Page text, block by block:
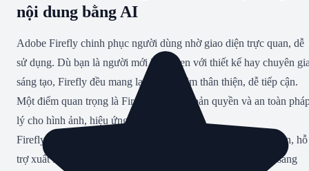
nội dung bằng AI
Adobe Firefly chinh phục người dùng nhờ giao diện trực quan, dễ
sử dụng. Dù bạn là người mới làm quen với thiết kế hay chuyên
sáng tạo, Firefly đều mang lại trải nghiệm thân thiện, dễ tiếp cận.
Một điểm quan trọng là Firefly đảm bảo bản quyền và an toàn
lý cho hình ảnh, hiệu ứng tạo ra từ AI.
Firefly tích hợp sâu với hệ sinh thái Adobe, đồng bộ tài nguyên, hỗ
trợ xuất file chất lượng cao. Điều này giúp tối ưu workflow sáng